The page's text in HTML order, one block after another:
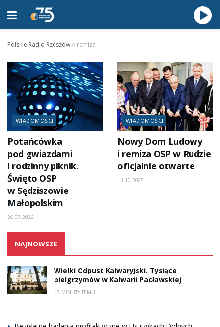
Polskie Radio Rzeszów > remiza
WIADOMOŚCI
Potańcówka
pod gwiazdami
i rodzinny piknik.
Święto OSP
w Sędziszowie
Małopolskim
26.07.2026
WIADOMOŚCI
Nowy Dom Ludowy
i remiza OSP w Rudzie
oficjalnie otwarte
13.10.2025
NAJNOWSZE
Wielki Odpust Kalwaryjski. Tysiące
pielgrzymów w Kalwarii Pacławskiej
43 MINUTY TEMU